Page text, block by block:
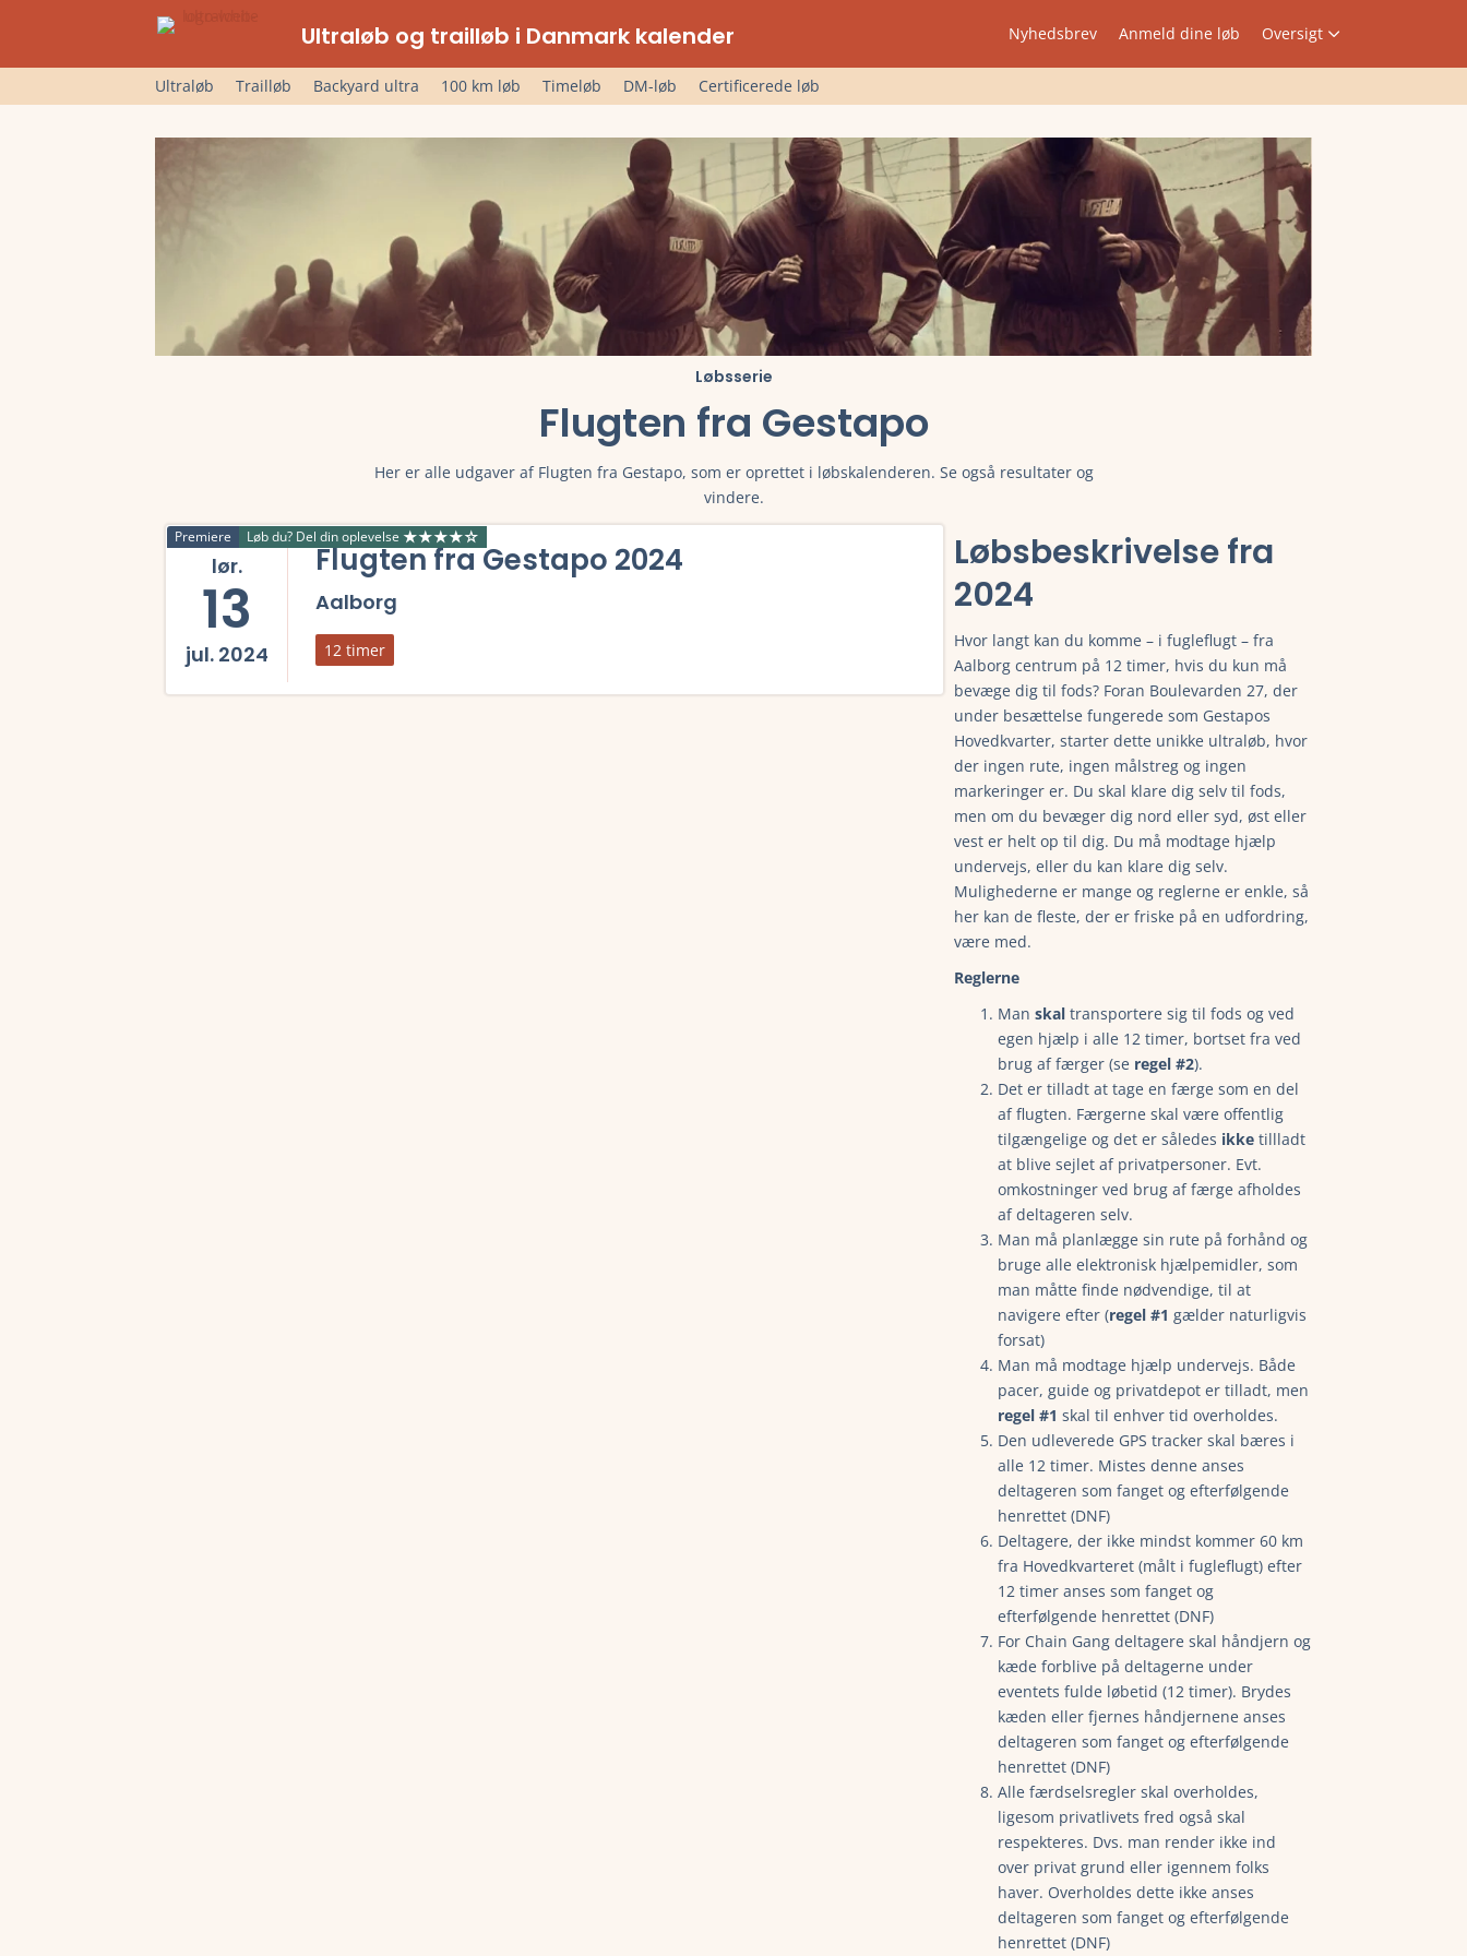
Ultraløb og trailløb i Danmark kalender Nyhedsbrev Anmeld dine løb Oversigt
Ultraløb Trailløb Backyard ultra 100 km løb Timeløb DM-løb Certificerede løb
Løbsserie
Flugten fra Gestapo
Her er alle udgaver af Flugten fra Gestapo, som er oprettet i løbskalenderen. Se også resultater og
vindere.
Premiere Løb du? Del din oplevelse
lør.
13
jul. 2024
Flugten fra Gestapo 2024
Aalborg
12 timer
Læs mere om Flugten fra Gestapo 2024 og se tilmelding, deltagerliste, resultater, tidligere vindere, rute og meget mere.
Løbsbeskrivelse fra
2024
Hvor langt kan du komme – i fugleflugt – fra
Aalborg centrum på 12 timer, hvis du kun må
bevæge dig til fods? Foran Boulevarden 27, der
under besættelse fungerede som Gestapos
Hovedkvarter, starter dette unikke ultraløb, hvor
der ingen rute, ingen målstreg og ingen
markeringer er. Du skal klare dig selv til fods,
men om du bevæger dig nord eller syd, øst eller
vest er helt op til dig. Du må modtage hjælp
undervejs, eller du kan klare dig selv.
Mulighederne er mange og reglerne er enkle, så
her kan de fleste, der er friske på en udfordring,
være med.
Reglerne
Manskal transportere sig til fods og ved
egen hjælp i alle 12 timer, bortset fra ved
brug af færger (se regel #2).
Det er tilladt at tage en færge som en del
af flugten. Færgerne skal være offentlig
tilgængelige og det er således ikketillladt
at blive sejlet af privatpersoner. Evt.
omkostninger ved brug af færge afholdes
af deltageren selv.
Man må planlægge sin rute på forhånd og
bruge alle elektronisk hjælpemidler, som
man måtte finde nødvendige, til at
navigere efter (regel #1 gælder naturligvis
forsat)
Man må modtage hjælp undervejs. Både
pacer, guide og privatdepot er tilladt, men
regel #1 skal til enhver tid overholdes.
Den udleverede GPS tracker skal bæres i
alle 12 timer. Mistes denne anses
deltageren som fanget og efterfølgende
henrettet (DNF)
Deltagere, der ikke mindst kommer 60 km
fra Hovedkvarteret (målt i fugleflugt) efter
12 timer anses som fanget og
efterfølgende henrettet (DNF)
For Chain Gang deltagere skal håndjern og
kæde forblive på deltagerne under
eventets fulde løbetid (12 timer). Brydes
kæden eller fjernes håndjernene anses
deltageren som fanget og efterfølgende
henrettet (DNF)
Alle færdselsregler skal overholdes,
ligesom privatlivets fred også skal
respekteres. Dvs. man render ikke ind
over privat grund eller igennem folks
haver. Overholdes dette ikke anses
deltageren som fanget og efterfølgende
henrettet (DNF)